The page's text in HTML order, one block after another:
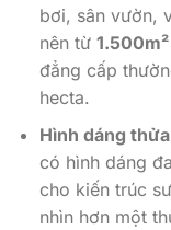
bơi, sân vườn,
nên từ
đẳng cấp
hecta.
Hình dáng
có hình dáng
cho kiến trúc
nhìn hơn một